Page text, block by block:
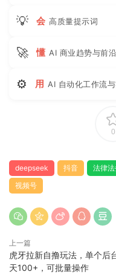
💡 会 高质量提示词
🚀 懂 AI 商业趋势与前沿
⚙ 用 AI 自动化工作流
0
deepseek 抖音 法律法
视频号
上一篇
虎牙拉新自撸玩法，单个后
天100+，可批量操作